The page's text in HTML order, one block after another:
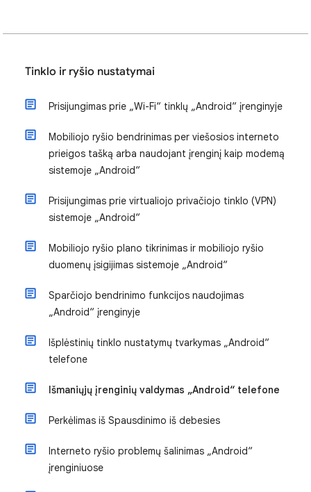
Tinklo ir ryšio nustatymai
Prisijungimas prie „Wi-Fi“ tinklų „Android“ įrenginyje
Mobiliojo ryšio bendrinimas per viešosios interneto
prieigos tašką arba naudojant įrenginį kaip modemą
sistemoje „Android“
Prisijungimas prie virtualiojo privačiojo tinklo (VPN)
sistemoje „Android“
Mobiliojo ryšio plano tikrinimas ir mobiliojo ryšio
duomenų įsigijimas sistemoje „Android“
Sparčiojo bendrinimo funkcijos naudojimas
„Android“ įrenginyje
Išplėstinių tinklo nustatymų tvarkymas „Android“
telefone
Išmaniųjų įrenginių valdymas „Android“ telefone
Perkėlimas iš Spausdinimo iš debesies
Interneto ryšio problemų šalinimas „Android“
įrenginiuose